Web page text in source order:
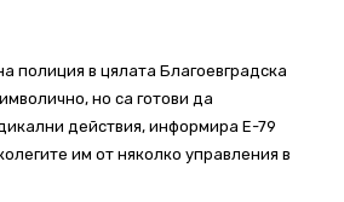
полиция в цялата Благоевградска
но са готови да
действия, информира E-79
им от няколко управления в